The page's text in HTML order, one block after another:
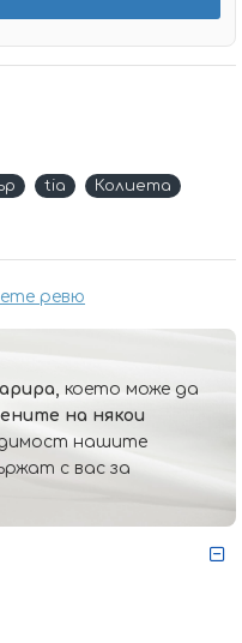
ревю
tia
Колиета
което може да
на някои
нашите
с вас за